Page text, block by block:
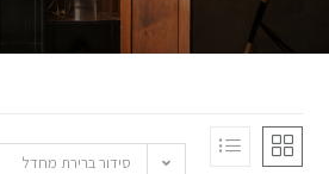
סידור ברירת מחדל